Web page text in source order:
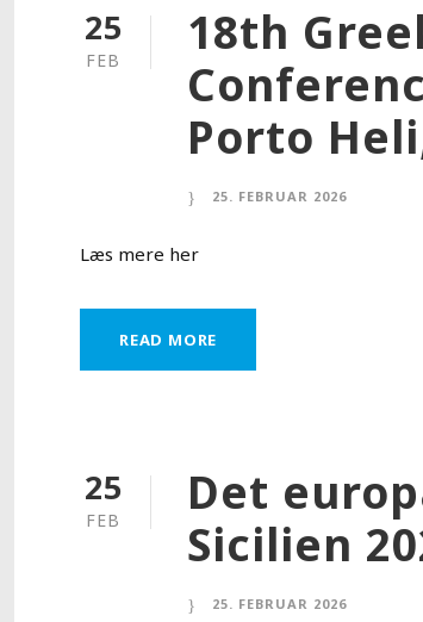
25
FEB
18th
Porto
25. FEBRUAR 2026
Læs mere her
READ MORE
25
FEB
Det
Sicilien
25. FEBRUAR 2026